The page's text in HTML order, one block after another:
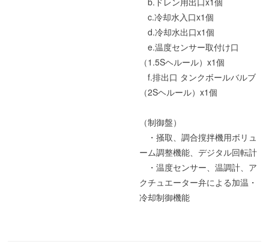
c.冷却水入口x1個
d.冷却水出口x1個
e.温度センサー取付け口
（1.5Sヘルール）x1個
f.排出口 タンクボールバルブ
（2Sヘルール）x1個
（制御盤）
・掻取、調合撹拌機用ボリュ
ーム調整機能、デジタル回転計
・温度センサー、温調計、ア
クチュエーター弁による加温・
冷却制御機能